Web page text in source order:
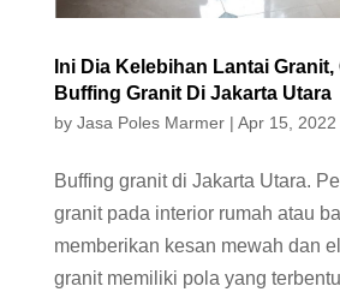
Ini Dia Kelebihan Lantai
Buffing Granit Di Jakarta Utara
by Jasa Poles Marmer| Apr 15, 2022
Buffing granit di Jakarta Utara.
granit pada interior rumah atau
memberikan kesan mewah dan
granit memiliki pola yang